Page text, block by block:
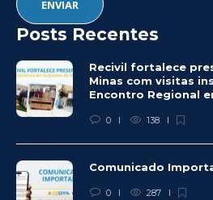
Posts Recentes
Recivil fortalece
Minas com visitas
Encontro Regional
0 138
Comunicado
0 287